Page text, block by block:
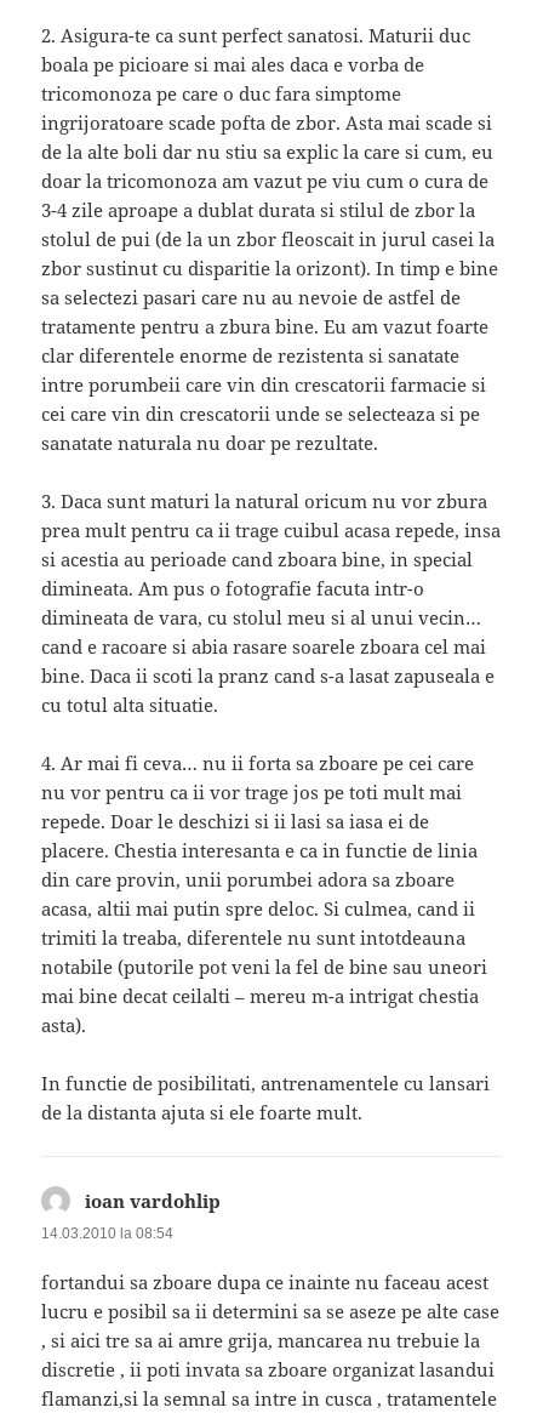
2. Asigura-te ca sunt perfect sanatosi. Maturii duc
boala pe picioare si mai ales daca e vorba de
tricomonoza pe care o duc fara simptome
ingrijoratoare scade pofta de zbor. Asta mai scade si
de la alte boli dar nu stiu sa explic la care si cum, eu
doar la tricomonoza am vazut pe viu cum o cura de
3-4 zile aproape a dublat durata si stilul de zbor la
stolul de pui (de la un zbor fleoscait in jurul casei la
zbor sustinut cu disparitie la orizont). In timp e bine
sa selectezi pasari care nu au nevoie de astfel de
tratamente pentru a zbura bine. Eu am vazut foarte
clar diferentele enorme de rezistenta si sanatate
intre porumbeii care vin din crescatorii farmacie si
cei care vin din crescatorii unde se selecteaza si pe
sanatate naturala nu doar pe rezultate.
3. Daca sunt maturi la natural oricum nu vor zbura
prea mult pentru ca ii trage cuibul acasa repede, insa
si acestia au perioade cand zboara bine, in special
dimineata. Am pus o fotografie facuta intr-o
dimineata de vara, cu stolul meu si al unui vecin…
cand e racoare si abia rasare soarele zboara cel mai
bine. Daca ii scoti la pranz cand s-a lasat zapuseala e
cu totul alta situatie.
4. Ar mai fi ceva… nu ii forta sa zboare pe cei care
nu vor pentru ca ii vor trage jos pe toti mult mai
repede. Doar le deschizi si ii lasi sa iasa ei de
placere. Chestia interesanta e ca in functie de linia
din care provin, unii porumbei adora sa zboare
acasa, altii mai putin spre deloc. Si culmea, cand ii
trimiti la treaba, diferentele nu sunt intotdeauna
notabile (putorile pot veni la fel de bine sau uneori
mai bine decat ceilalti – mereu m-a intrigat chestia
asta).
In functie de posibilitati, antrenamentele cu lansari
de la distanta ajuta si ele foarte mult.
ioan vardohlip
14.03.2010 la 08:54
fortandui sa zboare dupa ce inainte nu faceau acest
lucru e posibil sa ii determini sa se aseze pe alte case
, si aici tre sa ai amre grija, mancarea nu trebuie la
discretie , ii poti invata sa zboare organizat lasandui
flamanzi,si la semnal sa intre in cusca , tratamentele